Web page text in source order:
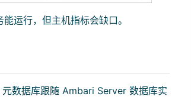
运行，但主机指标会缺口。
数据库跟随 Ambari Server 数据库实